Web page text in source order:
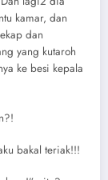
kamar, dan
dan
yang kutaroh
ke besi kepala
bakal teriak!!!